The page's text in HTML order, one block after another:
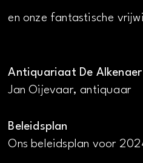
en onze fantastische
Antiquariaat De Alkenaer
Jan Oijevaar, antiquaar
Beleidsplan
Ons beleidsplan voor